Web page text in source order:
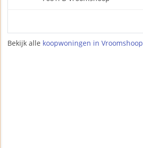
Bekijk alle koopwoningen in Vroomshoop